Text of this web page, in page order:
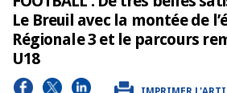
Le Breuil avec la montée de
Régionale 3 et le parcours
U18